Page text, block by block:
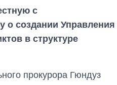
с
создании Управления
в структуре
прокурора Гюндуз